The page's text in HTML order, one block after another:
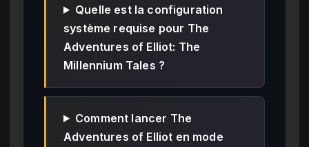
Quelle est la configuration
système requise pour The
Adventures of Elliot: The
Millennium Tales ?
Comment lancer The
Adventures of Elliot en mode